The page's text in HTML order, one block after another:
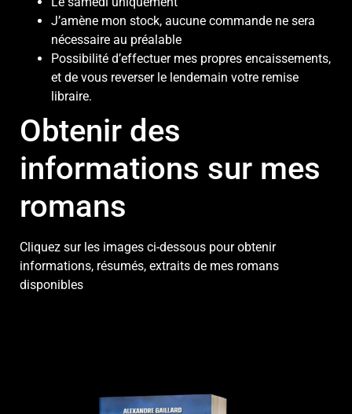
J’amène mon stock, aucune commande ne sera
nécessaire au préalable
Possibilité d’effectuer mes propres encaissements,
et de vous reverser le lendemain votre remise
libraire.
Obtenir des
informations sur mes
romans
Cliquez sur les images ci-dessous pour obtenir
informations, résumés, extraits de mes romans
disponibles